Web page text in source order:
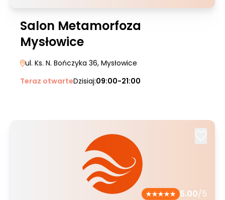
Salon Metamorfoza
Mysłowice
ul. Ks. N. Bończyka 36, Mysłowice
Teraz otwarteDzisiaj:09:00-21:00
5.00/5